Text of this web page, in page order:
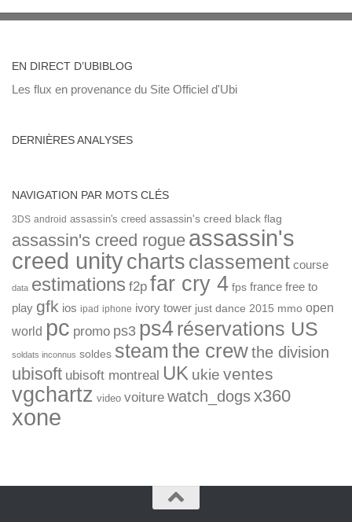
EN DIRECT D’UBIBLOG
Les flux en provenance du Site Officiel d'Ubi
DERNIÈRES ANALYSES
NAVIGATION PAR MOTS CLÉS
3DS android assassin's creed assassin's creed black flag
assassin's creed rogue assassin's
creed unitycharts classement course
data estimations f2p far cry 4 fps france free to
play gfk ios ipad iphone ivory tower just dance 2015 mmo open
world pc promo ps3 ps4réservations US
soldats inconnus soldes steamthe crewthe division
ubisoft ubisoft montreal UK ukie ventes
vgchartz video voiture watch_dogsx360
xone